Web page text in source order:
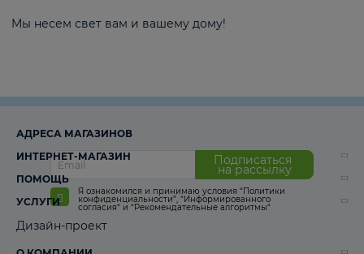
Мы несем свет вам и вашему дому!
Подписаться
на рассылку
Я ознакомился и принимаю условия “Политики
конфиденциальности”, “Информированного
согласия“ и “Рекомендательные алгоритмы“
АДРЕСА МАГАЗИНОВ
ИНТЕРНЕТ-МАГАЗИН
ПОМОЩЬ
УСЛУГИ
Дизайн-проект